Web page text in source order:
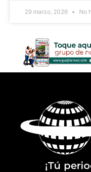
29 marzo, 2026 No
¡Tú